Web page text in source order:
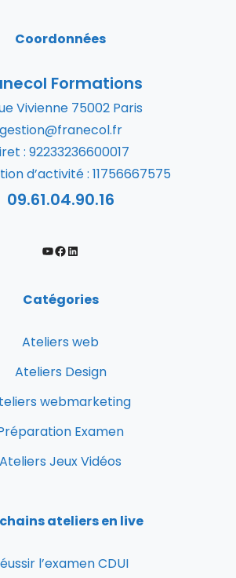
Coordonnées
Formations
Vivienne 75002 Paris
gestion@franecol.fr
: 92233236600017
d’activité : 11756667575
09.61.04.90.16
Catégories
Ateliers web
Ateliers Design
webmarketing
Examen
Ateliers Jeux Vidéos
ateliers en live
l’examen CDUI